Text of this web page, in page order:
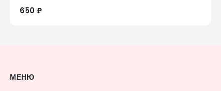
650 ₽
МЕНЮ